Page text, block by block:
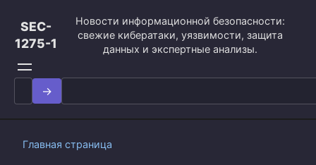
контенту
SEC-
1275-1
Новости информационной безопасности:
свежие кибератаки, уязвимости, защита
данных и экспертные анализы.
Search
for:
Главная страница